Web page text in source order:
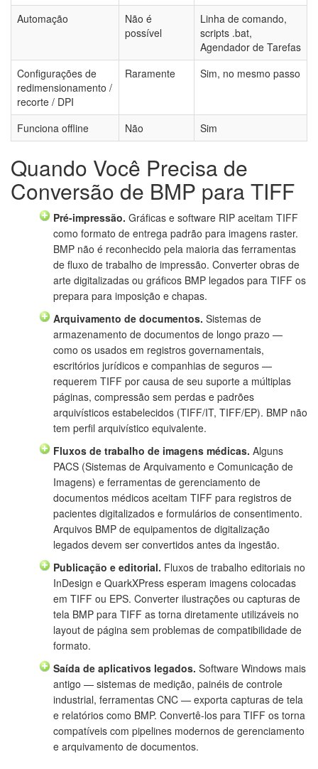
Automação
Não é
possível
Linha de comando,
scripts .bat,
Agendador de Tarefas
Configurações de
redimensionamento /
recorte / DPI
Raramente Sim, no mesmo passo
Funciona offline Não Sim
Quando Você Precisa de
Conversão de BMP para TIFF
Pré-impressão. Gráficas e software RIP aceitam TIFF
como formato de entrega padrão para imagens raster.
BMP não é reconhecido pela maioria das ferramentas
de fluxo de trabalho de impressão. Converter obras de
arte digitalizadas ou gráficos BMP legados para TIFF os
prepara para imposição e chapas.
Arquivamento de documentos. Sistemas de
armazenamento de documentos de longo prazo —
como os usados em registros governamentais,
escritórios jurídicos e companhias de seguros —
requerem TIFF por causa de seu suporte a múltiplas
páginas, compressão sem perdas e padrões
arquivísticos estabelecidos (TIFF/IT, TIFF/EP). BMP não
tem perfil arquivístico equivalente.
Fluxos de trabalho de imagens médicas. Alguns
PACS (Sistemas de Arquivamento e Comunicação de
Imagens) e ferramentas de gerenciamento de
documentos médicos aceitam TIFF para registros de
pacientes digitalizados e formulários de consentimento.
Arquivos BMP de equipamentos de digitalização
legados devem ser convertidos antes da ingestão.
Publicação e editorial. Fluxos de trabalho editoriais no
InDesign e QuarkXPress esperam imagens colocadas
em TIFF ou EPS. Converter ilustrações ou capturas de
tela BMP para TIFF as torna diretamente utilizáveis no
layout de página sem problemas de compatibilidade de
formato.
Saída de aplicativos legados. Software Windows mais
antigo — sistemas de medição, painéis de controle
industrial, ferramentas CNC — exporta capturas de tela
e relatórios como BMP. Convertê-los para TIFF os torna
compatíveis com pipelines modernos de gerenciamento
e arquivamento de documentos.